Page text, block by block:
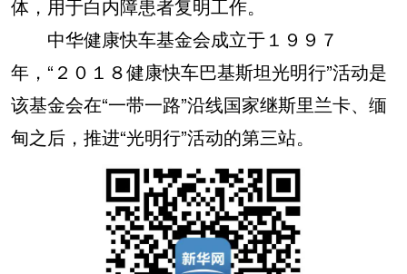
体，用于白内障患者复明工作。
中华健康快车基金会成立于１９９７
年，“２０１８健康快车巴基斯坦光明行”活动是
该基金会在“一带一路”沿线国家继斯里兰卡、缅
甸之后，推进“光明行”活动的第三站。